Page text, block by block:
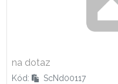
na dotaz
Kód: ScNd00117